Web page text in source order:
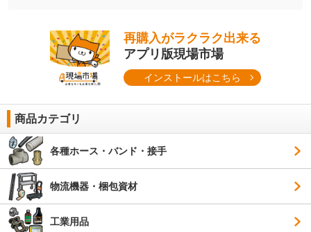
再購入がラクラク出来る
アプリ版現場市場
インストールはこちら
商品カテゴリ
各種ホース・バンド・接手
物流機器・梱包資材
工業用品